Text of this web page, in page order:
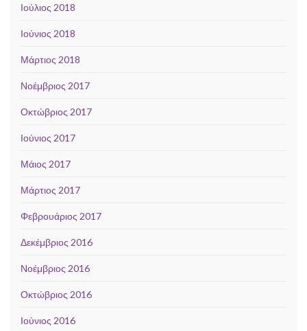
Ιούλιος 2018
Ιούνιος 2018
Μάρτιος 2018
Νοέμβριος 2017
Οκτώβριος 2017
Ιούνιος 2017
Μάιος 2017
Μάρτιος 2017
Φεβρουάριος 2017
Δεκέμβριος 2016
Νοέμβριος 2016
Οκτώβριος 2016
Ιούνιος 2016